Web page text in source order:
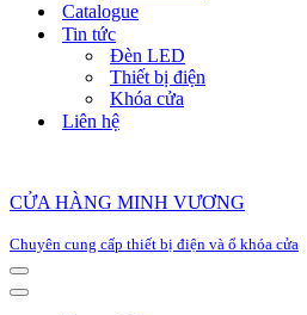
Catalogue
Tin tức
Đèn LED
Thiết bị điện
Khóa cửa
Liên hệ
CỬA HÀNG MINH VƯƠNG
Chuyên cung cấp thiết bị điện và ổ khóa cửa
Menu
Menu